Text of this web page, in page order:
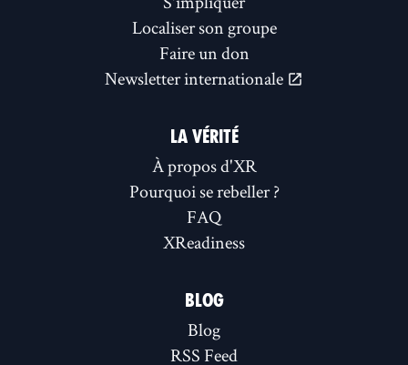
Localiser son groupe
Faire un don
Newsletter internationale
LA VÉRITÉ
À propos d'XR
Pourquoi se rebeller ?
FAQ
XReadiness
BLOG
Blog
RSS Feed